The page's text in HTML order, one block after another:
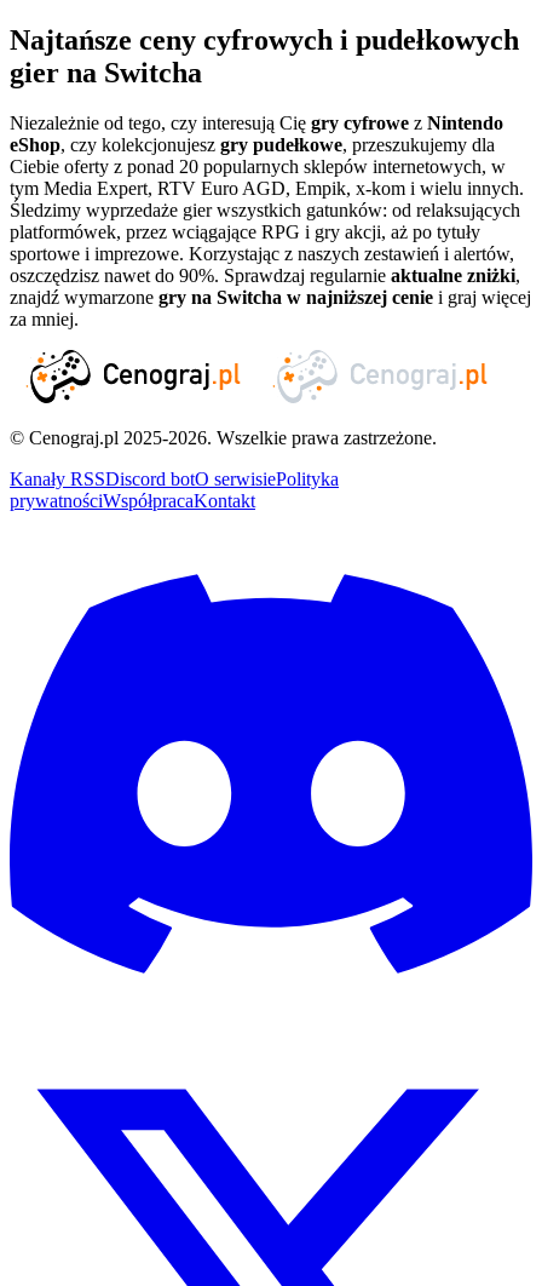
Najtańsze ceny cyfrowych i pudełkowych
gier na Switcha
Niezależnie od tego, czy interesują Cię gry cyfrowe z Nintendo
eShop, czy kolekcjonujesz gry pudełkowe, przeszukujemy dla
Ciebie oferty z ponad 20 popularnych sklepów internetowych, w
tym Media Expert, RTV Euro AGD, Empik, x-kom i wielu innych.
Śledzimy wyprzedaże gier wszystkich gatunków: od relaksujących
platformówek, przez wciągające RPG i gry akcji, aż po tytuły
sportowe i imprezowe. Korzystając z naszych zestawień i alertów,
oszczędzisz nawet do 90%. Sprawdzaj regularnie aktualne zniżki,
znajdź wymarzone gry na Switcha w najniższej cenie i graj więcej
za mniej.
© Cenograj.pl 2025-2026. Wszelkie prawa zastrzeżone.
Kanały RSSDiscord botO serwisiePolityka
prywatnościWspółpracaKontakt